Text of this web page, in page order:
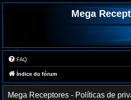
Mega
FAQ
Índice do fórum
Mega Receptores - Políticas de